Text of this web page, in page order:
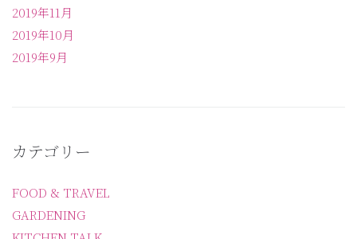
2019年11月
2019年10月
2019年9月
カテゴリー
FOOD & TRAVEL
GARDENING